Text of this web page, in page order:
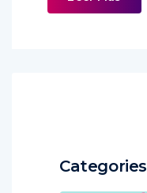
Categories